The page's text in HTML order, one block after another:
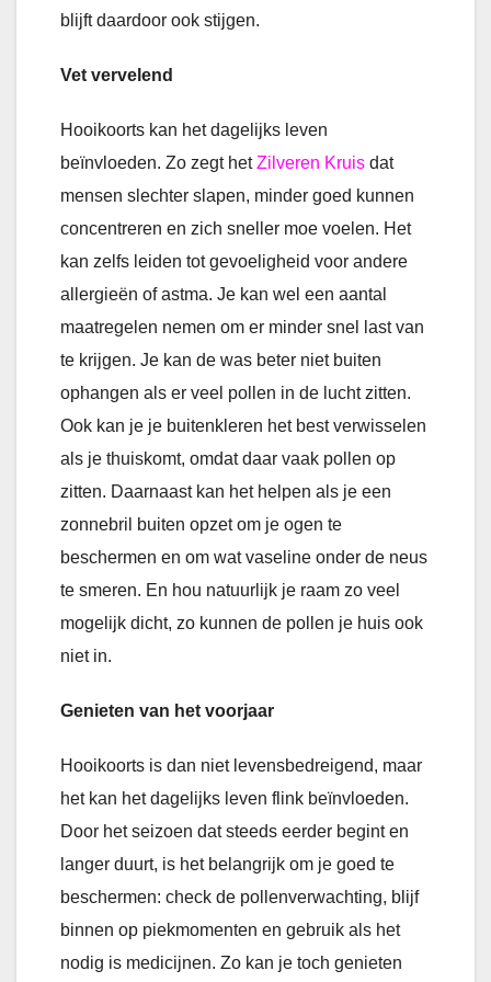
blijft daardoor ook stijgen.
Vet vervelend
Hooikoorts kan het dagelijks leven
beïnvloeden. Zo zegt hetZilveren Kruis dat
mensen slechter slapen, minder goed kunnen
concentreren en zich sneller moe voelen. Het
kan zelfs leiden tot gevoeligheid voor andere
allergieën of astma. Je kan wel een aantal
maatregelen nemen om er minder snel last van
te krijgen. Je kan de was beter niet buiten
ophangen als er veel pollen in de lucht zitten.
Ook kan je je buitenkleren het best verwisselen
als je thuiskomt, omdat daar vaak pollen op
zitten. Daarnaast kan het helpen als je een
zonnebril buiten opzet om je ogen te
beschermen en om wat vaseline onder de neus
te smeren. En hou natuurlijk je raam zo veel
mogelijk dicht, zo kunnen de pollen je huis ook
niet in.
Genieten van het voorjaar
Hooikoorts is dan niet levensbedreigend, maar
het kan het dagelijks leven flink beïnvloeden.
Door het seizoen dat steeds eerder begint en
langer duurt, is het belangrijk om je goed te
beschermen: check de pollenverwachting, blijf
binnen op piekmomenten en gebruik als het
nodig is medicijnen. Zo kan je toch genieten